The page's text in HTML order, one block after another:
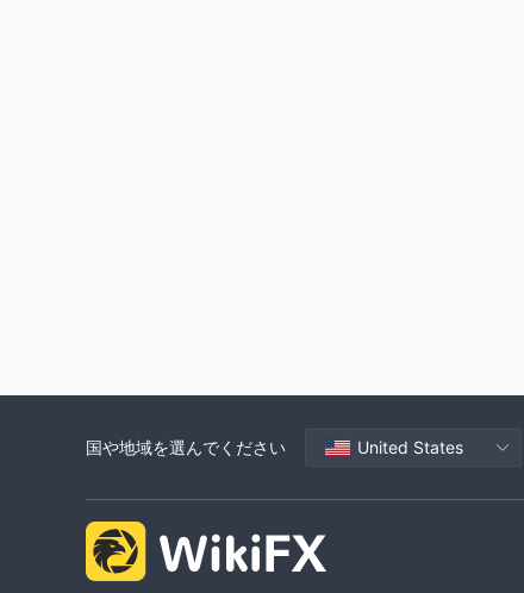
国や地域を選んでください United States